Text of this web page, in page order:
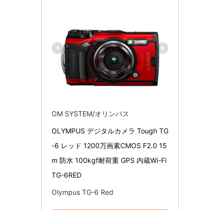
OM SYSTEM/オリンパス
OLYMPUS デジタルカメラ Tough TG
-6 レッド 1200万画素CMOS F2.0 15
m 防水 100kgf耐荷重 GPS 内蔵Wi-Fi
TG-6RED
Olympus TG-6 Red